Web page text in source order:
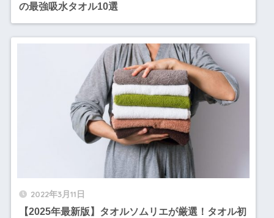
の最強吸水タオル10選
2022年3月11日
【2025年最新版】タオルソムリエが厳選！タオル初